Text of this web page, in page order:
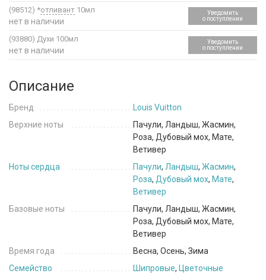
(98512) *отливант 10мл
нет в наличии
Уведомить
о поступлении
(93880) Духи 100мл
нет в наличии
Уведомить
о поступлении
Описание
Бренд
Louis Vuitton
Верхние ноты
Пачули, Ландыш, Жасмин,
Роза, Дубовый мох, Мате,
Ветивер
Ноты сердца
Пачули, Ландыш, Жасмин,
Роза, Дубовый мох, Мате,
Ветивер
Базовые ноты
Пачули, Ландыш, Жасмин,
Роза, Дубовый мох, Мате,
Ветивер
Время года
Весна, Осень, Зима
Семейство
Шипровые, Цветочные